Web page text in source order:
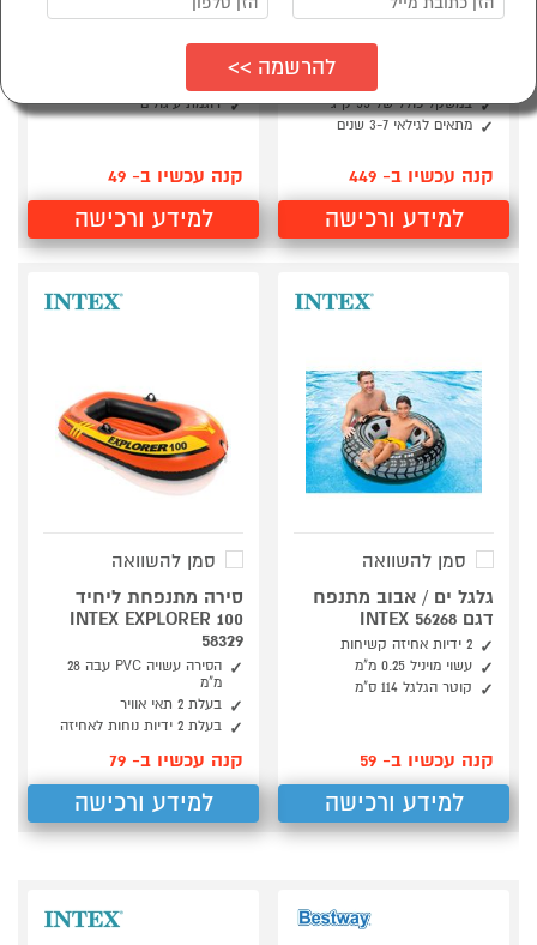
טרמפולינה מתנפחת
במשקל כולל של 55 ק"ג
מתאים לגילאי 3-7 שנים
קנה עכשיו ב- 449
למידע ורכישה
כדור ים ענק 107 ס"מ
דוגמת עיגולים
קנה עכשיו ב- 49
למידע ורכישה
סמן להשוואה
גלגל ים / אבוב מתנפח
דגם 56268 INTEX
2 ידיות אחיזה קשיחות
עשוי מויניל 0.25 מ"מ
קוטר הגלגל 114 ס"מ
קנה עכשיו ב- 59
למידע ורכישה
סמן להשוואה
סירה מתנפחת ליחיד
INTEX EXPLORER 100
58329
הסירה עשויה PVC עבה 28
מ"מ
בעלת 2 תאי אוויר
בעלת 2 ידיות נוחות לאחיזה
קנה עכשיו ב- 79
למידע ורכישה